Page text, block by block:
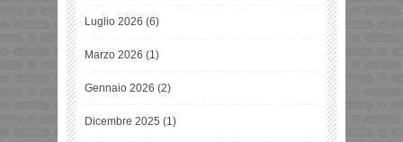
Luglio 2026 (6)
Marzo 2026 (1)
Gennaio 2026 (2)
Dicembre 2025 (1)